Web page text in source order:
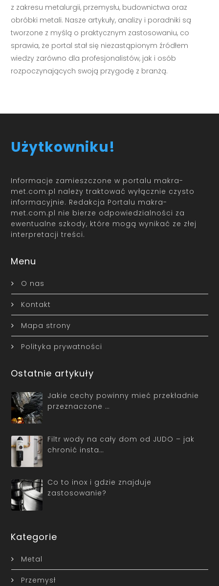
z zakresu metalurgii, przemysłu, budownictwa oraz
obróbki metali. Nasze artykuły, analizy i poradniki są
tworzone z myślą o praktycznym zastosowaniu, co
sprawia, że portal stał się niezastąpionym źródłem
wiedzy zarówno dla profesjonalistów, jak i osób
rozpoczynających swoją przygodę z branżą.
Użytkowniku!
Informacje zamieszczone w portalu makra-
met.com.pl należy traktować wyłącznie czysto
informacyjnie. Redakcja Portalu makra-
met.com.pl nie bierze odpowiedzialności za
ewentualne szkody, które mogą wynikać ze złej
interpretacji treści.
Menu
O nas
Kontakt
Mapa strony
Polityka prywatności
Ostatnie artykuły
Jakie cechy powinny mieć przekładnie
przeznaczone …
Filtr wody na cały dom od JUDO – jak
chronić insta…
Co to inox i gdzie znajduje
zastosowanie?
Kategorie
Metal
Przemysł